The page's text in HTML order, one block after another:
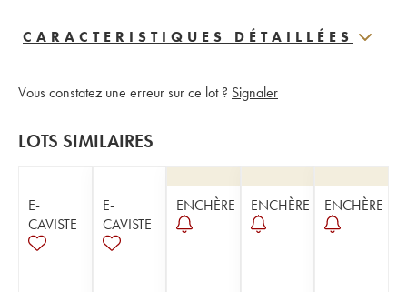
CARACTERISTIQUES DÉTAILLÉES
Vous constatez une erreur sur ce lot ? Signaler
LOTS SIMILAIRES
E-
CAVISTE
E-
CAVISTE
ENCHÈRE ENCHÈRE ENCHÈRE